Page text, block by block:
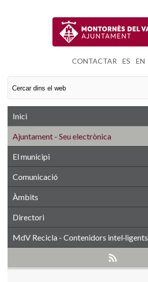
CONTACTAR ES EN
Inici
Ajuntament - Seu electrònica
El municipi
Comunicació
Àmbits
Directori
MdV Recicla - Contenidors intel·ligents